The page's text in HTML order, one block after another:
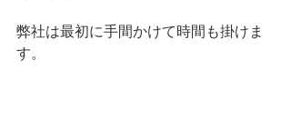
弊社は最初に手間かけて時間も掛けま
す。